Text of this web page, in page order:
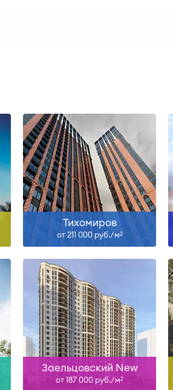
Тихомиров
от 211 000 руб./м2
Заельцовский New
от 187 000 руб./м2
Сдан
Узнать больше
Сдан
Узнать больше